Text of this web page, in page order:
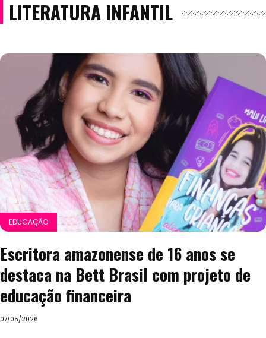
LITERATURA INFANTIL
EDUCAÇÃO
Escritora amazonense de 16 anos se
destaca na Bett Brasil com projeto de
educação financeira
07/05/2026